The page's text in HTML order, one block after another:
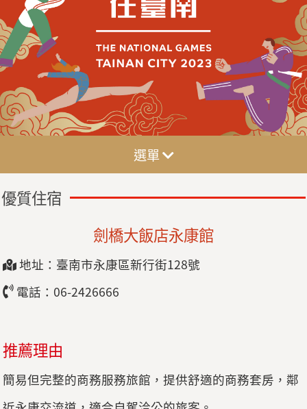
選單
優質住宿
劍橋大飯店永康館
地址：臺南市永康區新行街128號
電話：06-2426666
推薦理由
簡易但完整的商務服務旅館，提供舒適的商務套房，鄰